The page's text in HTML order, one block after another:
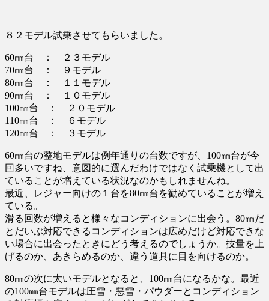
８２モデル試乗させてもらいました。
60㎜台 ： ２３モデル
70㎜台 ： ９モデル
80㎜台 ： １１モデル
90㎜台 ： １０モデル
100㎜台 ： ２０モデル
110㎜台 ： ６モデル
120㎜台 ： ３モデル
60㎜台の整地モデルは例年通りの台数ですが、100㎜台が今
回多いですね、意図的に選んだわけではなく試乗機として出
ていることが増えている状況なのかもしれませんね。
最近、レジャー向けの１台を80㎜台を勧めていることが増え
ている。
滑る回数が増えると様々なコンディションに出会う。80㎜だ
とだいぶ対応できるコンディションは広めだけど対応できな
い場合に出会ったときにどう考えるのでしょうか。技量を上
げるのか、あきらめるのか、違う道具に目を向けるのか。
80㎜の次に太いモデルとなると、100㎜台になるかな。最近
の100㎜台モデルは圧雪・悪雪・パウダーとコンディション